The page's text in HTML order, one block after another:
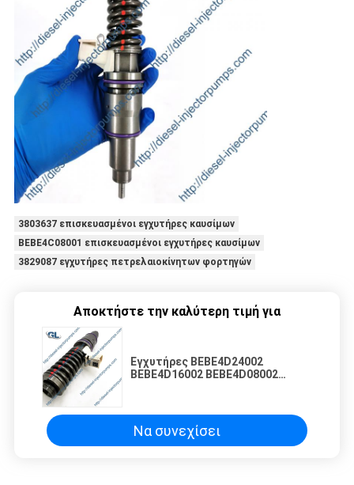
3803637 επισκευασμένοι εγχυτήρες καυσίμων
BEBE4C08001 επισκευασμένοι εγχυτήρες καυσίμων
3829087 εγχυτήρες πετρελαιοκίνητων φορτηγών
Αποκτήστε την καλύτερη τιμή για
Εγχυτήρες BEBE4D24002
BEBE4D16002 BEBE4D08002
Να συνεχίσει